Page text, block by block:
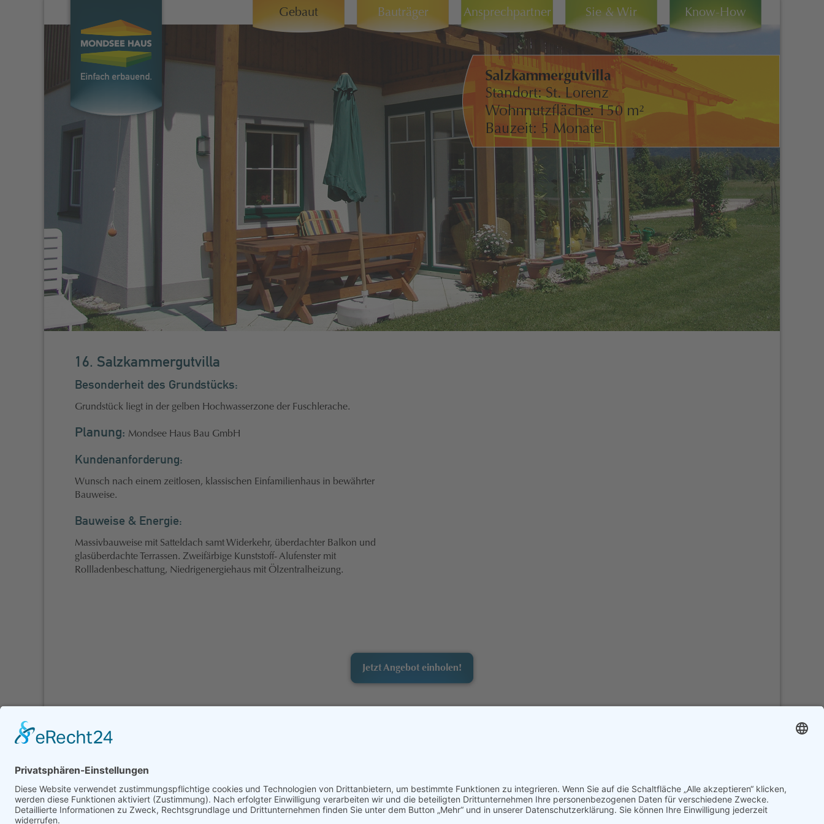
Gebaut Bauträger Ansprechpartner Sie & Wir Know-How
16. Salzkammergutvilla
Besonderheit des Grundstücks:
Grundstück liegt in der gelben Hochwasserzone der Fuschlerache.
Planung: Mondsee Haus Bau GmbH
Kundenanforderung:
Wunsch nach einem zeitlosen, klassischen Einfamilienhaus in bewährter
Bauweise.
Bauweise & Energie:
Massivbauweise mit Satteldach samt Widerkehr, überdachter Balkon und
glasüberdachte Terrassen. Zweifärbige Kunststoff- Alufenster mit
Rollladenbeschattung, Niedrigenergiehaus mit Ölzentralheizung.
Jetzt Angebot einholen!
MONDSEE HAUS Bau GmbH • Dr.-Emanuel-Jörgner-Str. 11 • A-5310 Mondsee • Tel +43 6232 27517 •